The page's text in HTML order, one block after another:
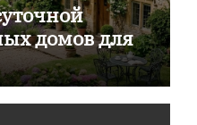
домов для